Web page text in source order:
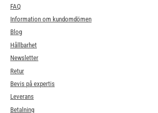
FAQ
Information om kundomdömen
Blog
Hållbarhet
Newsletter
Retur
Bevis på expertis
Leverans
Betalning